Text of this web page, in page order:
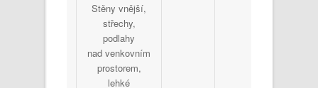
Stěny vnější,
střechy,
podlahy
nad venkovním
prostorem,
lehké